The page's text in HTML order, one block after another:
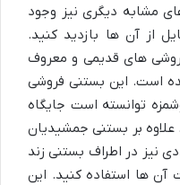
مشابه دیگری نیز وجود
از آن ها بازدید کنید.
های قدیمی و معروف
است. این بستنی فروشی
توانسته است جایگاه
علاوه بر بستنی جمشیدیان
نیز در اطراف بستنی زند
آن ها استفاده کنید. این